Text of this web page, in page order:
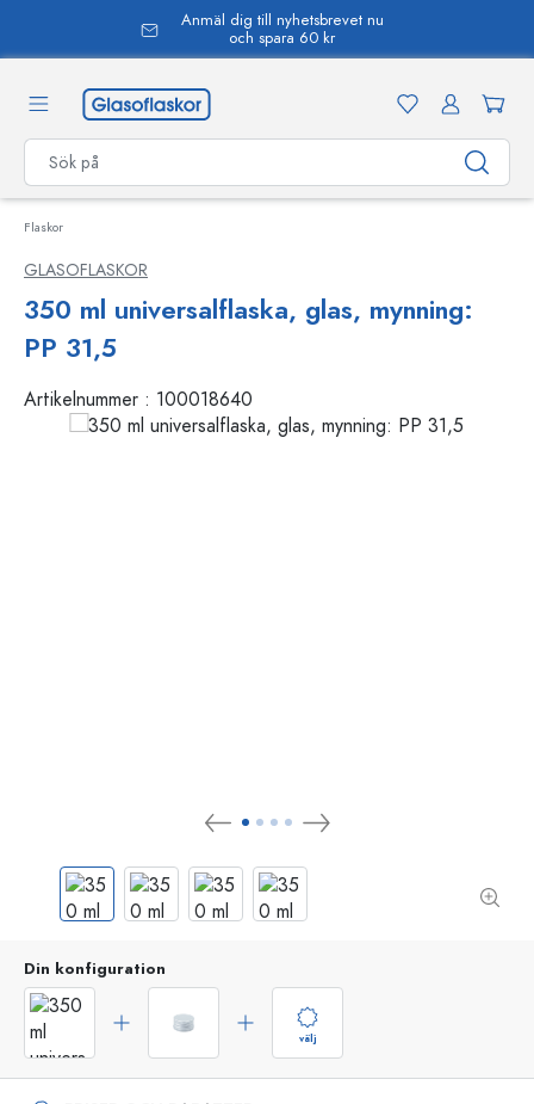
Anmäl dig till nyhetsbrevet nu
och spara 60 kr
Flaskor
GLASOFLASKOR
350 ml universalflaska, glas, mynning:
PP 31,5
Artikelnummer : 100018640
Din konfiguration
välj